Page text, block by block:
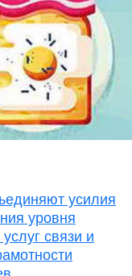
усилия
уровня
связи и